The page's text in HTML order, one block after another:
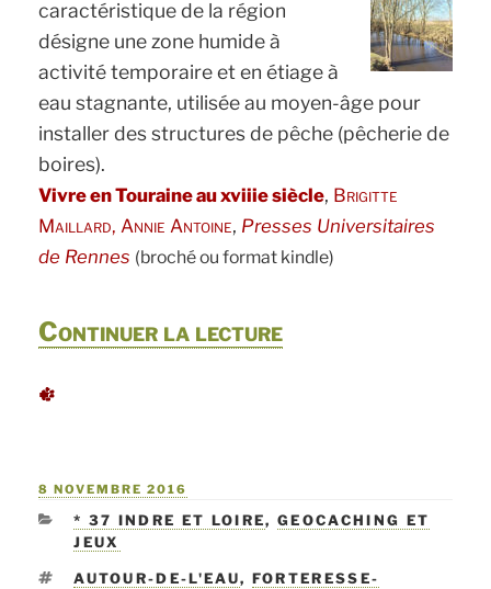
caractéristique de la région
désigne une zone humide à
activité temporaire et en étiage à
eau stagnante, utilisée au moyen-âge pour
installer des structures de pêche (pêcherie de
boires).
Vivre en Touraine au xviiie siècle, Brigitte
Maillard, Annie Antoine, Presses Universitaires
de Rennes (broché ou format kindle)
Continuer la lecturede
Cher »
PUBLIÉ
8 NOVEMBRE 2016
CATÉGORIES
* 37 INDRE ET LOIRE,GEOCACHING ET
JEUX
ÉTIQUETTES
AUTOUR-DE-L'EAU, FORTERESSE-